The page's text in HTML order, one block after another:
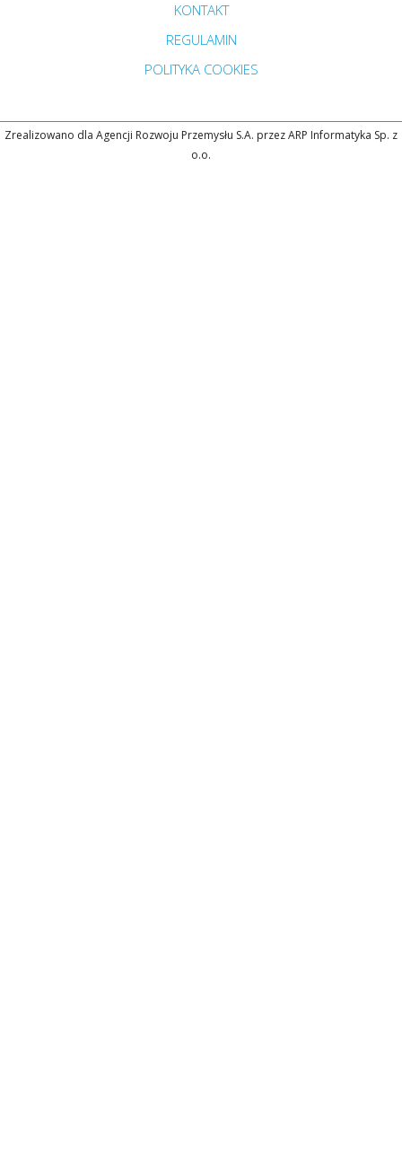
Przejdź do strony głównej do sekcji
KONTAKT
Zobacz
REGULAMIN
Zobacz
POLITYKA COOKIES
Zrealizowano dla Agencji Rozwoju Przemysłu S.A. przez ARP Informatyka Sp. z
o.o.